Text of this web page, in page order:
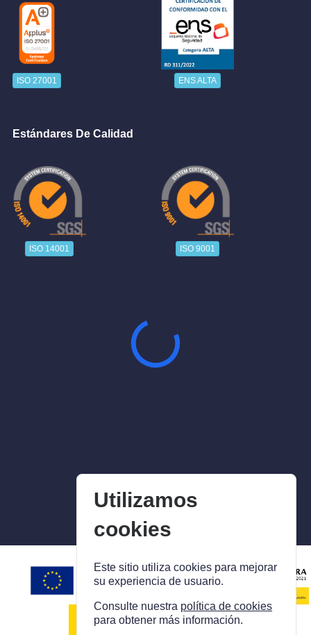
ISO 27001 ENS ALTA
Estándares De Calidad
ISO 14001 ISO 9001
Utilizamos
cookies
Este sitio utiliza cookies para mejorar
su experiencia de usuario.
Consulte nuestra política de cookies
para obtener más información.